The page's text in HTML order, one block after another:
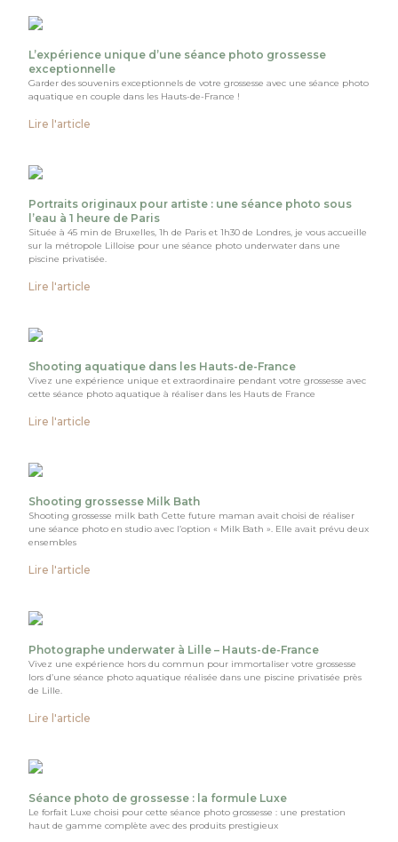
L’expérience unique d’une séance photo grossesse
exceptionnelle
Garder des souvenirs exceptionnels de votre grossesse avec une séance photo
aquatique en couple dans les Hauts-de-France !
Lire l'article
Portraits originaux pour artiste : une séance photo sous
l’eau à 1 heure de Paris
Située à 45 min de Bruxelles, 1h de Paris et 1h30 de Londres, je vous accueille
sur la métropole Lilloise pour une séance photo underwater dans une
piscine privatisée.
Lire l'article
Shooting aquatique dans les Hauts-de-France
Vivez une expérience unique et extraordinaire pendant votre grossesse avec
cette séance photo aquatique à réaliser dans les Hauts de France
Lire l'article
Shooting grossesse Milk Bath
Shooting grossesse milk bath Cette future maman avait choisi de réaliser
une séance photo en studio avec l’option « Milk Bath ». Elle avait prévu deux
ensembles
Lire l'article
Photographe underwater à Lille – Hauts-de-France
Vivez une expérience hors du commun pour immortaliser votre grossesse
lors d’une séance photo aquatique réalisée dans une piscine privatisée près
de Lille.
Lire l'article
Séance photo de grossesse : la formule Luxe
Le forfait Luxe choisi pour cette séance photo grossesse : une prestation
haut de gamme complète avec des produits prestigieux